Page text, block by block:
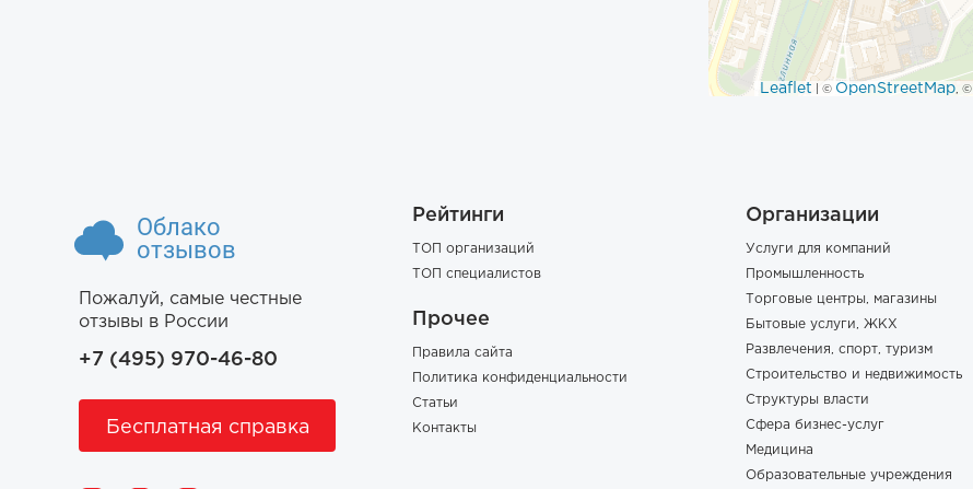
Leaflet | © OpenStreetMap, ©
Облако
отзывов
Пожалуй, самые честные
отзывы в России
+7 (495) 970-46-80
Бесплатная справка
Рейтинги
ТОП организаций
ТОП специалистов
Прочее
Правила сайта
Политика конфиденциальности
Статьи
Контакты
Организации
Услуги для компаний
Промышленность
Торговые центры, магазины
Бытовые услуги, ЖКХ
Развлечения, спорт, туризм
Строительство и недвижимость
Структуры власти
Сфера бизнес-услуг
Медицина
Образовательные учреждения